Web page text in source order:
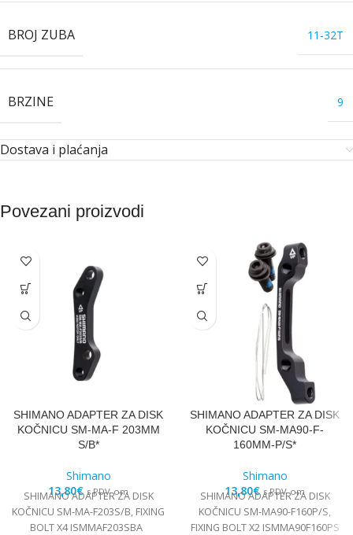
BROJ ZUBA 11-32T
BRZINE 9
Dostava i plaćanja
Povezani proizvodi
SHIMANO ADAPTER ZA DISK
KOČNICU SM-MA-F 203MM
S/B*
Shimano
13,80€ s PDV-om
SHIMANO ADAPTER ZA DISK
KOČNICU SM-MA-F203S/B, FIXING
BOLT X4 ISMMAF203SBA
SHIMANO ADAPTER ZA DISK
KOČNICU SM-MA90-F-
160MM-P/S*
Shimano
13,80€ s PDV-om
SHIMANO ADAPTER ZA DISK
KOČNICU SM-MA90-F160P/S,
FIXING BOLT X2 ISMMA90F160PS